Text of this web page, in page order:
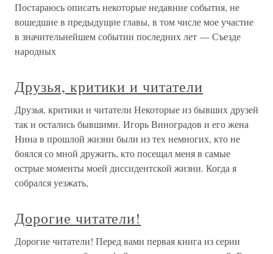
Постараюсь описать некоторые недавние события, не
вошедшие в предыдущие главы, в том числе мое участие
в значительнейшем событии последних лет — Съезде
народных
Друзья, критики и читатели
Друзья, критики и читатели Некоторые из бывших друзей
так и остались бывшими. Игорь Виноградов и его жена
Нина в прошлой жизни были из тех немногих, кто не
боялся со мной дружить, кто посещал меня в самые
острые моменты моей диссидентской жизни. Когда я
собрался уезжать,
Дорогие читатели!
Дорогие читатели! Перед вами первая книга из серии